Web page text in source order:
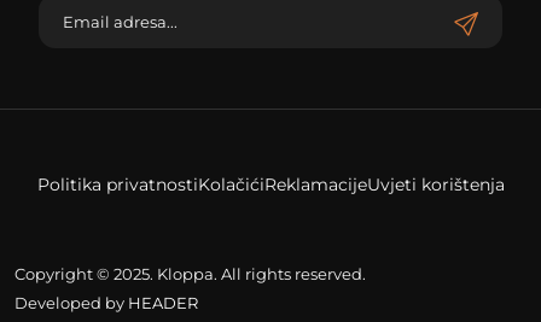
Politika privatnostiKolačićiReklamacijeUvjeti korištenja
Copyright © 2025. Kloppa. All rights reserved.
Developed by HEADER